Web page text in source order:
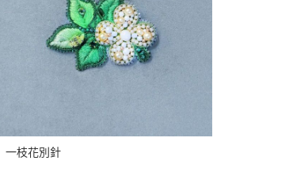
一枝花別針